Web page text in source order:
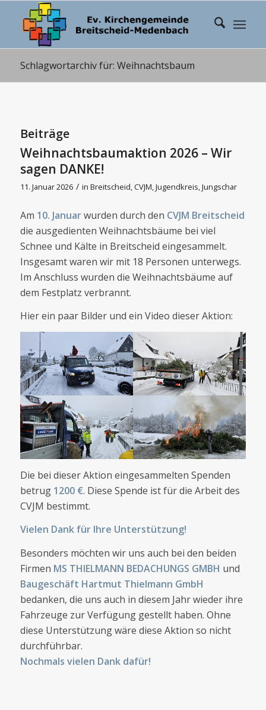
Schlagwortarchiv für: Weihnachtsbaum
Beiträge
Weihnachtsbaumaktion 2026 – Wir
sagen DANKE!
11. Januar 2026 / in Breitscheid,CVJM,Jugendkreis,Jungschar
Am 10. Januarwurden durch den CVJM Breitscheid
die ausgedienten Weihnachtsbäume bei viel
Schnee und Kälte in Breitscheid eingesammelt.
Insgesamt waren wir mit 18 Personen unterwegs.
Im Anschluss wurden die Weihnachtsbäume auf
dem Festplatz verbrannt.
Hier ein paar Bilder und ein Video dieser Aktion:
Die bei dieser Aktion eingesammelten Spenden
betrug 1200 €. Diese Spende ist für die Arbeit des
CVJM bestimmt.
Vielen Dank für Ihre Unterstützung!
Besonders möchten wir uns auch bei den beiden
Firmen MS THIELMANN BEDACHUNGS GMBH und
Baugeschäft Hartmut Thielmann GmbH
bedanken, die uns auch in diesem Jahr wieder ihre
Fahrzeuge zur Verfügung gestellt haben. Ohne
diese Unterstützung wäre diese Aktion so nicht
durchführbar.
Nochmals vielen Dank dafür!